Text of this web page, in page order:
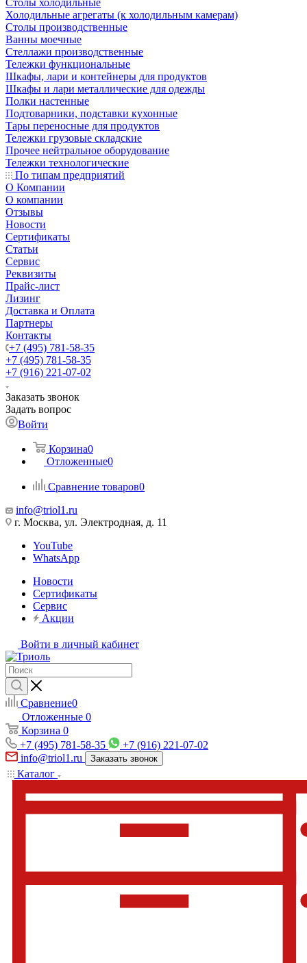
Столы холодильные
Холодильные агрегаты (к холодильным камерам)
Столы производственные
Ванны моечные
Стеллажи производственные
Тележки функциональные
Шкафы, лари и контейнеры для продуктов
Шкафы и лари металлические для одежды
Полки настенные
Подтоварники, подставки кухонные
Тары переносные для продуктов
Тележки грузовые складские
Прочее нейтральное оборудование
Тележки технологические
По типам предприятий
О Компании
О компании
Отзывы
Новости
Сертификаты
Статьи
Сервис
Реквизиты
Прайс-лист
Лизинг
Доставка и Оплата
Партнеры
Контакты
+7 (495) 781-58-35
+7 (495) 781-58-35
+7 (916) 221-07-02
Заказать звонок
Задать вопрос
Войти
Корзина0
Отложенные0
Сравнение товаров0
info@triol1.ru
г. Москва, ул. Электродная, д. 11
YouTube
WhatsApp
Новости
Сертификаты
Сервис
Акции
Войти в личный кабинет
Сравнение0
Отложенные 0
Корзина 0
+7 (495) 781-58-35
+7 (916) 221-07-02
info@triol1.ru
Заказать звонок
Каталог